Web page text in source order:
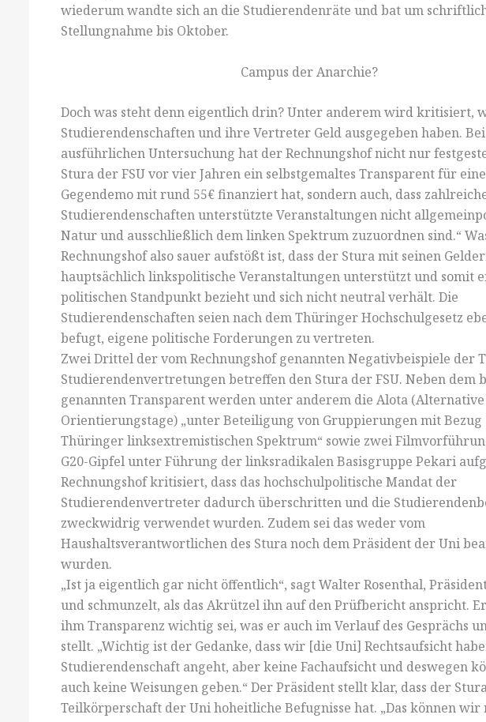
wiederum wandte sich an die Studierendenräte und bat um
Stellungnahme bis Oktober.
Campus der Anarchie?
Doch was steht denn eigentlich drin? Unter anderem wird kritisiert,
Studierendenschaften und ihre Vertreter Geld ausgegeben haben.
ausführlichen Untersuchung hat der Rechnungshof nicht nur
Stura der FSU vor vier Jahren ein selbstgemaltes Transparent für
Gegendemo mit rund 55€ finanziert hat, sondern auch, dass
Studierendenschaften unterstützte Veranstaltungen nicht
Natur und ausschließlich dem linken Spektrum zuzuordnen sind.“
Rechnungshof also sauer aufstößt ist, dass der Stura mit seinen
hauptsächlich linkspolitische Veranstaltungen unterstützt und somit
politischen Standpunkt bezieht und sich nicht neutral verhält. Die
Studierendenschaften seien nach dem Thüringer Hochschulgesetz
befugt, eigene politische Forderungen zu vertreten.
Zwei Drittel der vom Rechnungshof genannten Negativbeispiele der
Studierendenvertretungen betreffen den Stura der FSU. Neben dem
genannten Transparent werden unter anderem die Alota (Alternative
Orientierungstage) „unter Beteiligung von Gruppierungen mit Bezug
Thüringer linksextremistischen Spektrum“ sowie zwei
G20-Gipfel unter Führung der linksradikalen Basisgruppe Pekari
Rechnungshof kritisiert, dass das hochschulpolitische Mandat der
Studierendenvertreter dadurch überschritten und die
zweckwidrig verwendet wurden. Zudem sei das weder vom
Haushaltsverantwortlichen des Stura noch dem Präsident der Uni
wurden.
„Ist ja eigentlich gar nicht öffentlich“, sagt Walter Rosenthal,
und schmunzelt, als das Akrützel ihn auf den Prüfbericht anspricht. Er
ihm Transparenz wichtig sei, was er auch im Verlauf des Gesprächs
stellt. „Wichtig ist der Gedanke, dass wir [die Uni] Rechtsaufsicht
Studierendenschaft angeht, aber keine Fachaufsicht und deswegen
auch keine Weisungen geben.“ Der Präsident stellt klar, dass der
Teilkörperschaft der Uni hoheitliche Befugnisse hat. „Das können wir